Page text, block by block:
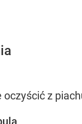
oczyścić z